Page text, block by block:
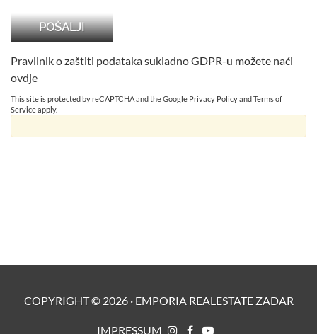
Pravilnik o zaštiti podataka sukladno GDPR-u možete naći
ovdje
This site is protected by reCAPTCHA and the Google Privacy PolicyandTerms of
Serviceapply.
COPYRIGHT © 2026· EMPORIA REALESTATE ZADAR
IMPRESSUM